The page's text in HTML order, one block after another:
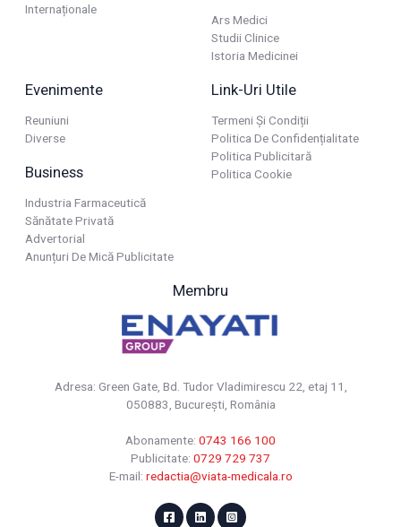
Internaționale
Ars Medici
Studii Clinice
Istoria Medicinei
Evenimente
Reuniuni
Diverse
Business
Industria Farmaceutică
Sănătate Privată
Advertorial
Anunțuri De Mică Publicitate
Link-Uri Utile
Termeni Și Condiții
Politica De Confidențialitate
Politica Publicitară
Politica Cookie
Membru
Adresa: Green Gate, Bd. Tudor Vladimirescu 22, etaj 11,
050883, Bucureşti, România
Abonamente: 0743 166 100
Publicitate: 0729 729 737
E-mail: redactia@viata-medicala.ro